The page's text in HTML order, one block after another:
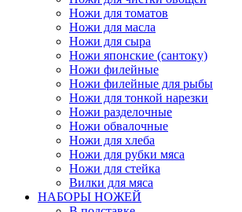
Ножи для томатов
Ножи для масла
Ножи для сыра
Ножи японские (сантоку)
Ножи филейные
Ножи филейные для рыбы
Ножи для тонкой нарезки
Ножи разделочные
Ножи обвалочные
Ножи для хлеба
Ножи для рубки мяса
Ножи для стейка
Вилки для мяса
НАБОРЫ НОЖЕЙ